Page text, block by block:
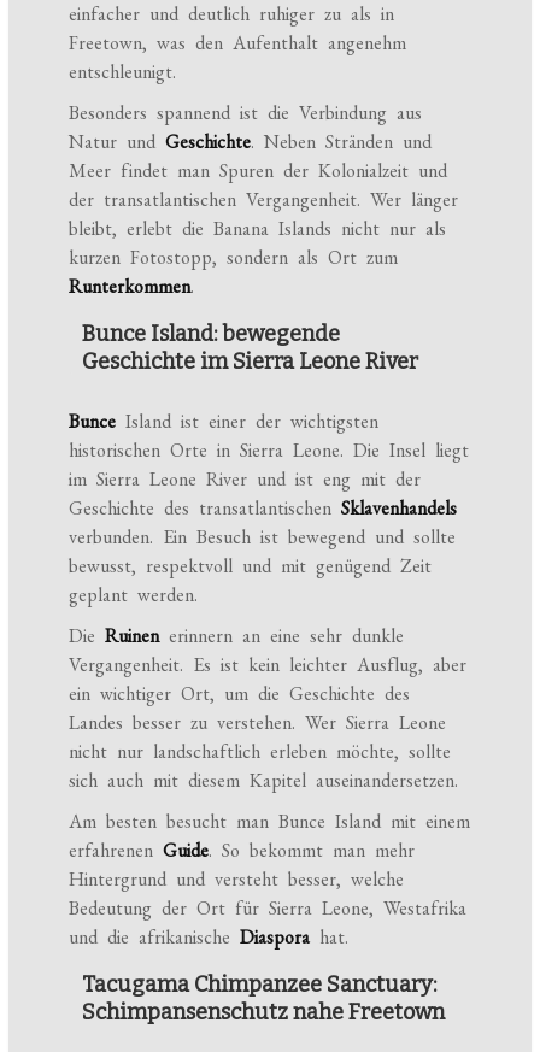
einfacher und deutlich ruhiger zu als in
Freetown, was den Aufenthalt angenehm
entschleunigt.
Besonders spannend ist die Verbindung aus
Natur undGeschichte. Neben Stränden und
Meer findet man Spuren der Kolonialzeit und
der transatlantischen Vergangenheit. Wer länger
bleibt, erlebt die Banana Islands nicht nur als
kurzen Fotostopp, sondern als Ort zum
Runterkommen.
Bunce Island: bewegende
Geschichte im Sierra Leone River
Bunce Island ist einer der wichtigsten
historischen Orte in Sierra Leone. Die Insel liegt
im Sierra Leone River und ist eng mit der
Geschichte des transatlantischenSklavenhandels
verbunden. Ein Besuch ist bewegend und sollte
bewusst, respektvoll und mit genügend Zeit
geplant werden.
DieRuinenerinnern an eine sehr dunkle
Vergangenheit. Es ist kein leichter Ausflug, aber
ein wichtiger Ort, um die Geschichte des
Landes besser zu verstehen. Wer Sierra Leone
nicht nur landschaftlich erleben möchte, sollte
sich auch mit diesem Kapitel auseinandersetzen.
Am besten besucht man Bunce Island mit einem
erfahrenenGuide. So bekommt man mehr
Hintergrund und versteht besser, welche
Bedeutung der Ort für Sierra Leone, Westafrika
und die afrikanischeDiasporahat.
Tacugama Chimpanzee Sanctuary:
Schimpansenschutz nahe Freetown